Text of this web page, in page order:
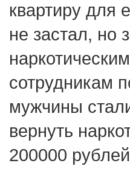
квартиру для
не застал, но
сотрудникам
мужчины
вернуть
200000